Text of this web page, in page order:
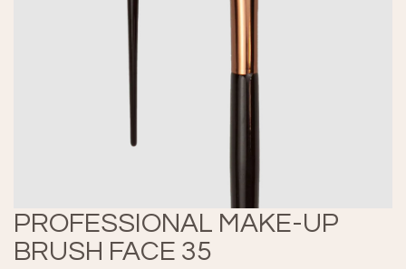
PROFESSIONAL MAKE-UP
BRUSH FACE 35